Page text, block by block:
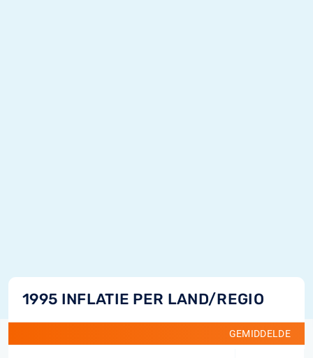
1995 INFLATIE PER LAND/REGIO
GEMIDDELDE